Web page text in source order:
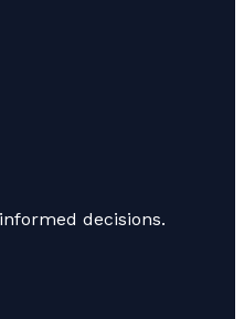
decisions.